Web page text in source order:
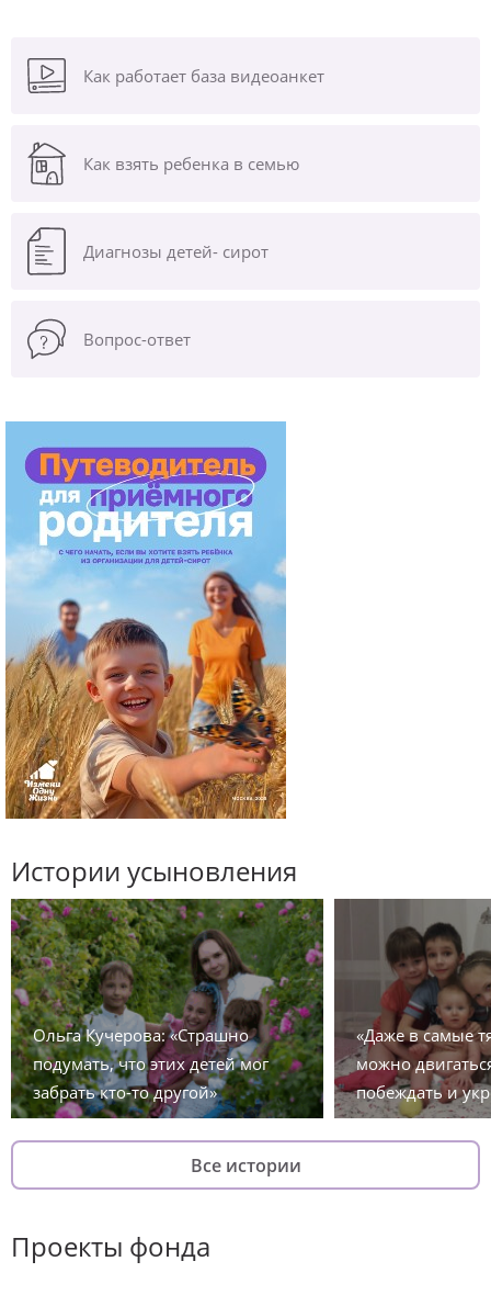
Как работает база видеоанкет
Как взять ребенка в семью
Диагнозы детей- сирот
Вопрос-ответ
Истории усыновления
Ольга Кучерова: «Страшно
подумать, что этих детей мог
забрать кто-то другой»
«Даже в самые
можно
побеждать и
Все истории
Проекты фонда